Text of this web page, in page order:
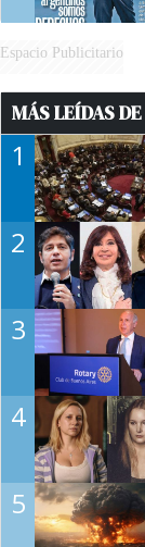
Espacio Publicitario
MÁS LEÍDAS
1
2
3
4
5